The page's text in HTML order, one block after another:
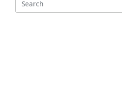
Search